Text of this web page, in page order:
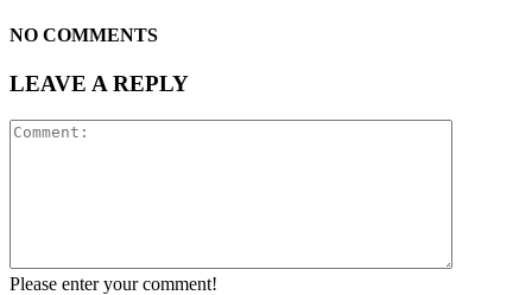
NO COMMENTS
LEAVE A REPLY
Please enter your comment!